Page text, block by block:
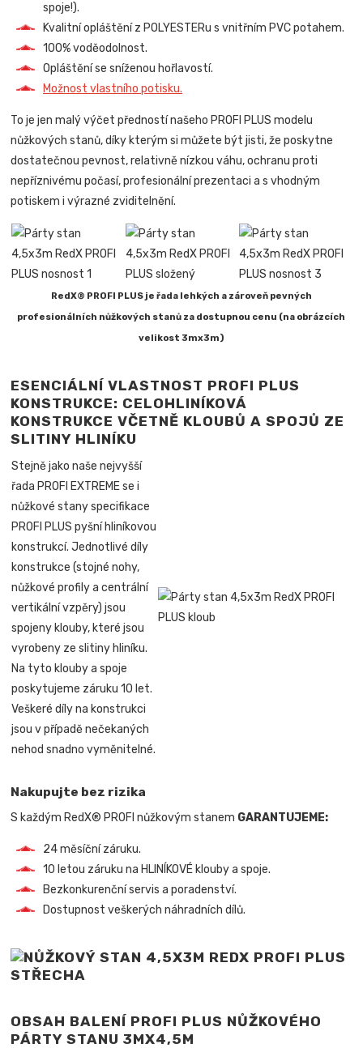
spoje!).
Kvalitní opláštění z POLYESTERu s vnitřním PVC potahem.
100% voděodolnost.
Opláštění se sníženou hořlavostí.
Možnost vlastního potisku.
To je jen malý výčet předností našeho PROFI PLUS modelu
nůžkových stanů, díky kterým si můžete být jisti, že poskytne
dostatečnou pevnost, relativně nízkou váhu, ochranu proti
nepříznivému počasí, profesionální prezentaci a s vhodným
potiskem i výrazné zviditelnění.
RedX® PROFI PLUS je řada lehkých a zároveň pevných
profesionálních nůžkových stanů za dostupnou cenu (na obrázcích
velikost 3mx3m)
ESENCIÁLNÍ VLASTNOST PROFI PLUS
KONSTRUKCE: CELOHLINÍKOVÁ
KONSTRUKCE VČETNĚ KLOUBŮ A SPOJŮ ZE
SLITINY HLINÍKU
Stejně jako naše nejvyšší
řada PROFI EXTREME se i
nůžkové stany specifikace
PROFI PLUS pyšní hliníkovou
konstrukcí. Jednotlivé díly
konstrukce (stojné nohy,
nůžkové profily a centrální
vertikální vzpěry) jsou
spojeny klouby, které jsou
vyrobeny ze slitiny hliníku.
Na tyto klouby a spoje
poskytujeme záruku 10 let.
Veškeré díly na konstrukci
jsou v případě nečekaných
nehod snadno vyměnitelné.
Nakupujte bez rizika
S každým RedX® PROFI nůžkovým stanem GARANTUJEME:
24 měsíční záruku.
10 letou záruku na HLINÍKOVÉ klouby a spoje.
Bezkonkurenční servis a poradenství.
Dostupnost veškerých náhradních dílů.
OBSAH BALENÍ PROFI PLUS NŮŽKOVÉHO
PÁRTY STANU 3MX4,5M